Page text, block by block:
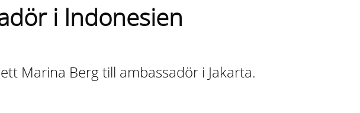
i Indonesien
Marina Berg till ambassadör i Jakarta.